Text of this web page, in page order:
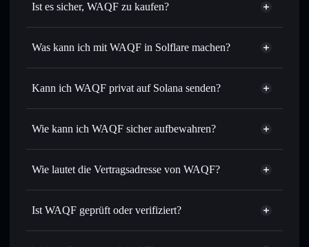
Ist es sicher, WAQF zu kaufen?
WAQF nicht verifiziert
Was kann ich mit WAQF in Solflare machen?
WAQF
Solflare-Wallet
Sofort tauschen – handle WAQF7 gegen SOL, USDC oder
Routing zum bestmöglichen Kurs
Limit-Orders setzen – automatisiere Trades zu deinem
per Durchschnittskosteneffekt in WAQF7 einsteigen
Privat senden– übertrage WAQF7, ohne Wallets öffentlich
Aggregators
In Echtzeit verfolgen– überwache Kurs, Volumen,
Marktkapitalisierung und Liquidität von WAQF7
Kann ich WAQF privat auf Solana senden?
Privacy
Wie kann ich WAQF sicher aufbewahren?
WAQF
nicht
Wie lautet die Vertragsadresse von WAQF?
WAQF
Ist WAQF geprüft oder verifiziert?
WAQF
derzeit nicht